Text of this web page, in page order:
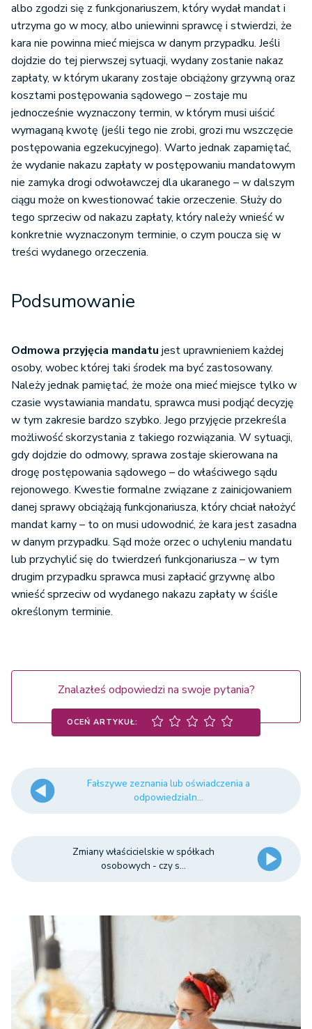
albo zgodzi się z funkcjonariuszem, który wydał mandat i
utrzyma go w mocy, albo uniewinni sprawcę i stwierdzi, że
kara nie powinna mieć miejsca w danym przypadku. Jeśli
dojdzie do tej pierwszej sytuacji, wydany zostanie nakaz
zapłaty, w którym ukarany zostaje obciążony grzywną oraz
kosztami postępowania sądowego – zostaje mu
jednocześnie wyznaczony termin, w którym musi uiścić
wymaganą kwotę (jeśli tego nie zrobi, grozi mu wszczęcie
postępowania egzekucyjnego). Warto jednak zapamiętać,
że wydanie nakazu zapłaty w postępowaniu mandatowym
nie zamyka drogi odwoławczej dla ukaranego – w dalszym
ciągu może on kwestionować takie orzeczenie. Służy do
tego sprzeciw od nakazu zapłaty, który należy wnieść w
konkretnie wyznaczonym terminie, o czym poucza się w
treści wydanego orzeczenia.
Podsumowanie
Odmowa przyjęcia mandatu jest uprawnieniem każdej
osoby, wobec której taki środek ma być zastosowany.
Należy jednak pamiętać, że może ona mieć miejsce tylko w
czasie wystawiania mandatu, sprawca musi podjąć decyzję
w tym zakresie bardzo szybko. Jego przyjęcie przekreśla
możliwość skorzystania z takiego rozwiązania. W sytuacji,
gdy dojdzie do odmowy, sprawa zostaje skierowana na
drogę postępowania sądowego – do właściwego sądu
rejonowego. Kwestie formalne związane z zainicjowaniem
danej sprawy obciążają funkcjonariusza, który chciał nałożyć
mandat karny – to on musi udowodnić, że kara jest zasadna
w danym przypadku. Sąd może orzec o uchyleniu mandatu
lub przychylić się do twierdzeń funkcjonariusza – w tym
drugim przypadku sprawca musi zapłacić grzywnę albo
wnieść sprzeciw od wydanego nakazu zapłaty w ściśle
określonym terminie.
Znalazłeś odpowiedzi na swoje pytania?
OCEŃ ARTYKUŁ:
Fałszywe zeznania lub oświadczenia a
odpowiedzialn...
Zmiany właścicielskie w spółkach
osobowych - czy s...